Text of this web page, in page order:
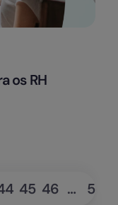
os RH
PagePage
45 Page
46 … 50